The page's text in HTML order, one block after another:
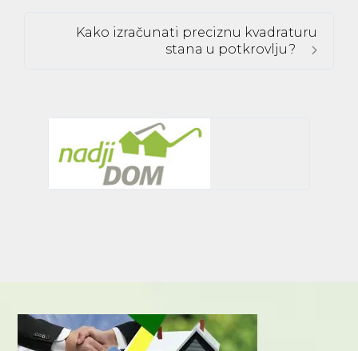
Kako izračunati preciznu kvadraturu
stana u potkrovlju?